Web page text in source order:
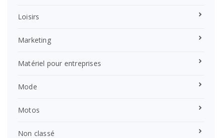
Loisirs
Marketing
Matériel pour entreprises
Mode
Motos
Non classé